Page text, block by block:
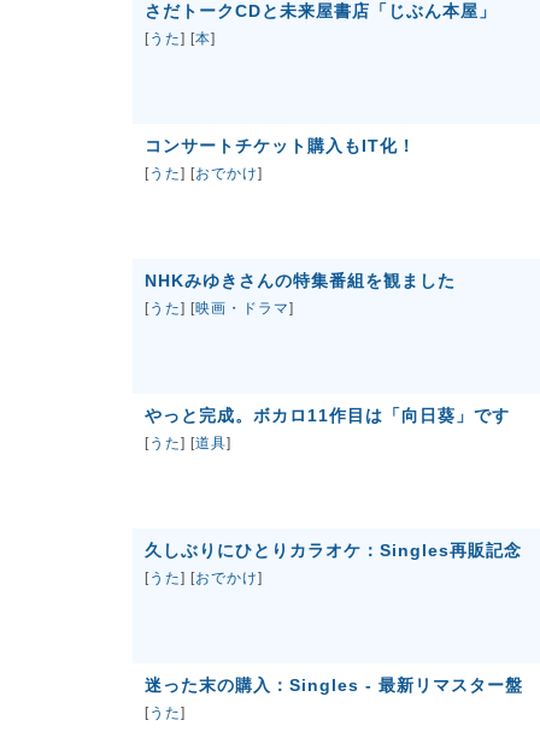
さだトークCDと未来屋書店「じぶん本屋」
[うた] [本]
コンサートチケット購入もIT化！
[うた] [おでかけ]
NHKみゆきさんの特集番組を観ました
[うた] [映画・ドラマ]
やっと完成。ボカロ11作目は「向日葵」です
[うた] [道具]
久しぶりにひとりカラオケ：Singles再販記念
[うた] [おでかけ]
迷った末の購入：Singles - 最新リマスター盤
[うた]